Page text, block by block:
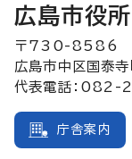
広島市役所
〒730-8586
広島市中区国泰
代表電話：
庁舎案内